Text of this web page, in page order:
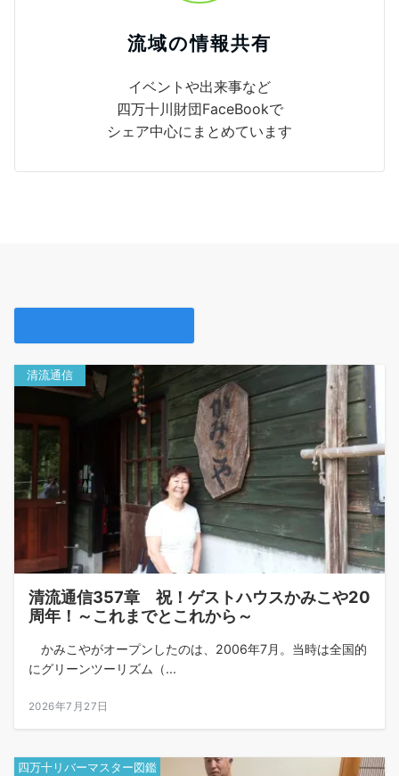
流域の情報共有
イベントや出来事など
四万十川財団FaceBookで
シェア中心にまとめています
清流通信
清流通信357章 祝！ゲストハウスかみこや20
周年！～これまでとこれから～
かみこやがオープンしたのは、2006年7月。当時は全国的
にグリーンツーリズム（...
2026年7月27日
四万十リバーマスター図鑑